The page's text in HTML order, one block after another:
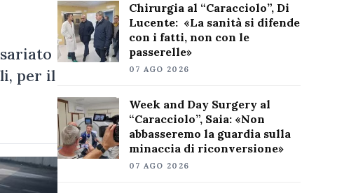
per il
Chirurgia al “Caracciolo”, Di
Lucente: «La sanità si difende
con i fatti, non con le
passerelle»
07 AGO 2026
Week and Day Surgery al
“Caracciolo”, Saia: «Non
abbasseremo la guardia sulla
minaccia di riconversione»
07 AGO 2026